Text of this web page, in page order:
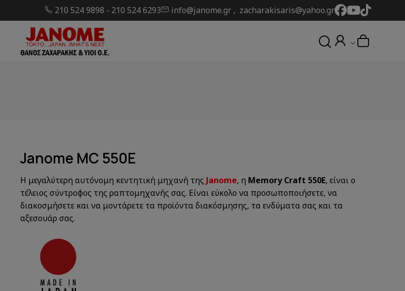
210 524 9898 - 210 524 6293 info@janome.gr , zacharakisaris@yahoo.gr
Janome MC 550E
Η μεγαλύτερη αυτόνομη κεντητική μηχανή της Janome, η Memory Craft 550E, είναι ο
τέλειος σύντροφος της ραπτομηχανής σας. Είναι εύκολο να προσωποποιήσετε, να
διακοσμήσετε και να μοντάρετε τα προϊόντα διακόσμησης, τα ενδύματα σας και τα
αξεσουάρ σας.